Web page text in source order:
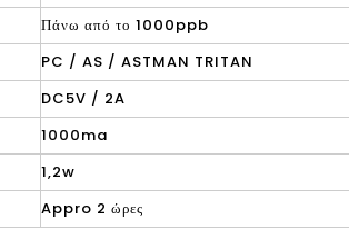
Πάνω από το 1000ppb
PC / AS / ASTMAN TRITAN
DC5V / 2A
1000ma
1,2w
Appro 2 ώρες